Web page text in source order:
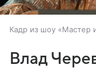
Кадр из шоу «Мастер
Влад